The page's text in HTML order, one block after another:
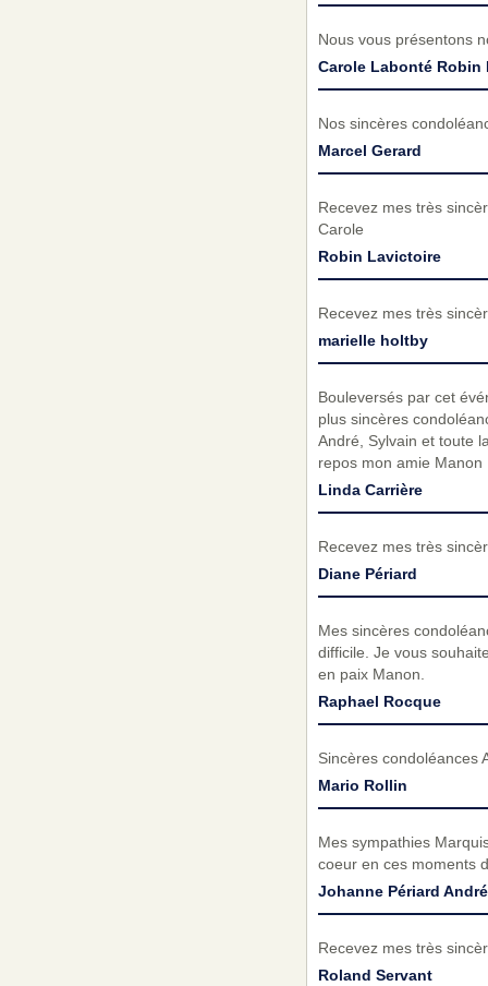
Nous vous présentons
Carole Labonté Robin
Nos sincères
Marcel Gerard
Recevez mes très
Carole
Robin Lavictoire
Recevez mes très
marielle holtby
Bouleversés par cet
plus sincères
André, Sylvain et toute
repos mon amie Manon
Linda Carrière
Recevez mes très
Diane Périard
Mes sincères
difficile. Je vous
en paix Manon.
Raphael Rocque
Sincères condoléances
Mario Rollin
Mes sympathies
coeur en ces moments
Johanne Périard
Recevez mes très
Roland Servant